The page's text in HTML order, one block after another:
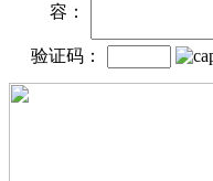
容：
验证码：